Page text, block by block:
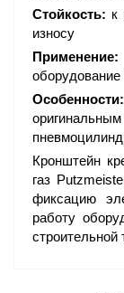
Стойкость: к
износу
Применение:
Особенности:
Кронштейн
газ
фиксацию
работу
строительной